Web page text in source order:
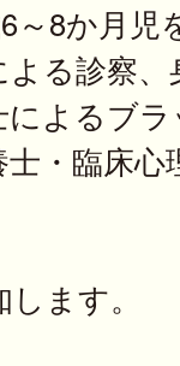
～8か月児
る診察
よるブ
・臨床心
ます。